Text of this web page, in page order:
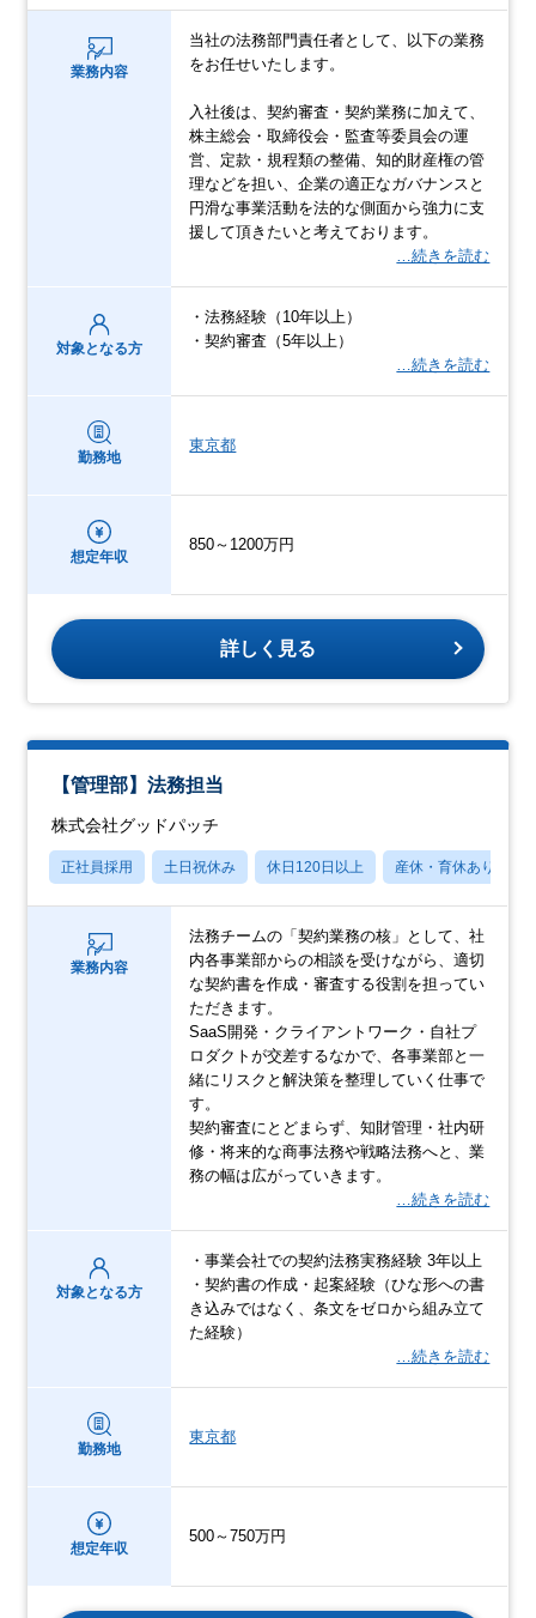
業務内容
当社の法務部門責任者として、以下の業務
をお任せいたします。
入社後は、契約審査・契約業務に加えて、
株主総会・取締役会・監査等委員会の運
営、定款・規程類の整備、知的財産権の管
理などを担い、企業の適正なガバナンスと
円滑な事業活動を法的な側面から強力に支
援して頂きたいと考えております。
…続きを読む
対象となる方
・法務経験（10年以上）
・契約審査（5年以上）
…続きを読む
勤務地
東京都
想定年収
850～1200万円
詳しく見る
【管理部】法務担当
株式会社グッドパッチ
正社員採用 土日祝休み 休日120日以上 産休・育休あり
業務内容
法務チームの「契約業務の核」として、社
内各事業部からの相談を受けながら、適切
な契約書を作成・審査する役割を担ってい
ただきます。
SaaS開発・クライアントワーク・自社プ
ロダクトが交差するなかで、各事業部と一
緒にリスクと解決策を整理していく仕事で
す。
契約審査にとどまらず、知財管理・社内研
修・将来的な商事法務や戦略法務へと、業
務の幅は広がっていきます。
…続きを読む
対象となる方
・事業会社での契約法務実務経験 3年以上
・契約書の作成・起案経験（ひな形への書
き込みではなく、条文をゼロから組み立て
た経験）
…続きを読む
勤務地
東京都
想定年収
500～750万円